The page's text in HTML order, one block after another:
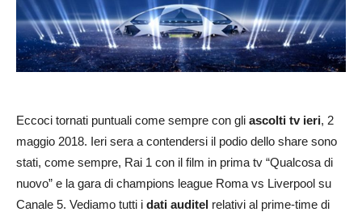
Eccoci tornati puntuali come sempre con gli ascolti tv ieri, 2
maggio 2018. Ieri sera a contendersi il podio dello share sono
stati, come sempre, Rai 1 con il film in prima tv “Qualcosa di
nuovo” e la gara di champions league Roma vs Liverpool su
Canale 5. Vediamo tutti i dati auditel relativi al prime-time di